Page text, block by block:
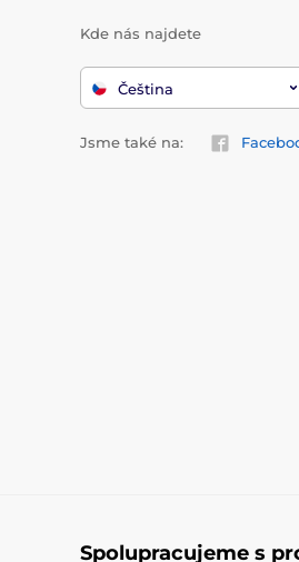
Kde nás najdete
Čeština
Jsme také na:
Spolupracujeme s